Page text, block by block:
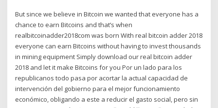
But since we believe in Bitcoin we wanted that everyone has a
chance to earn Bitcoins and that’s when
realbitcoinadder2018com was born With real bitcoin adder 2018
everyone can earn Bitcoins without having to invest thousands
in mining equipment Simply download our real bitcoin adder
2018 and let it make Bitcoins for you Por un lado para los
republicanos todo pasa por acortar la actual capacidad de
intervención del gobierno para el mejor funcionamiento
económico, obligando a este a reducir el gasto social, pero sin